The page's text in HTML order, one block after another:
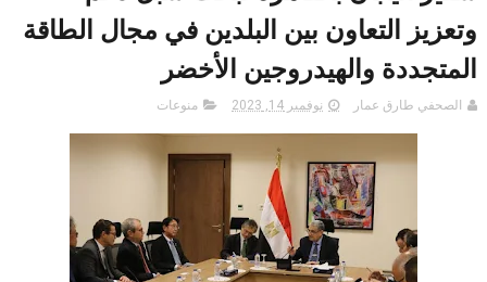
وتعزيز التعاون بين البلدين في مجال الطاقة
المتجددة والهيدروجين الأخضر
الصحفي طارق عمار نوفمبر 14, 2023 منوعات